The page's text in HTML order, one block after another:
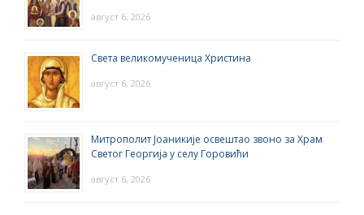
август 6, 2026
Света великомученица Христина
август 6, 2026
Митрополит Јоаникије освештао звоно за Храм
Светог Георгија у селу Горовићи
август 6, 2026